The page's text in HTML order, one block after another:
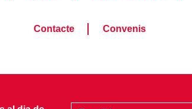
Contacte Convenis